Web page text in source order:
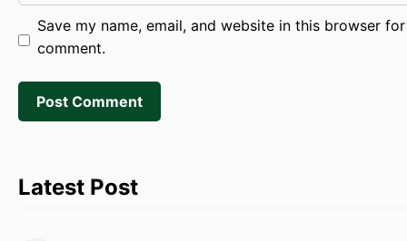
Save my name, email, and website in this browser
comment.
Latest Post